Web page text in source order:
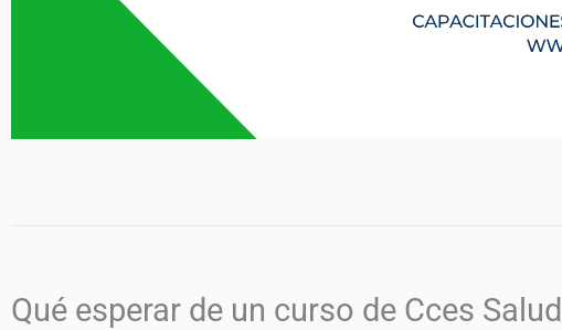
Qué esperar de un curso de Cces Salud